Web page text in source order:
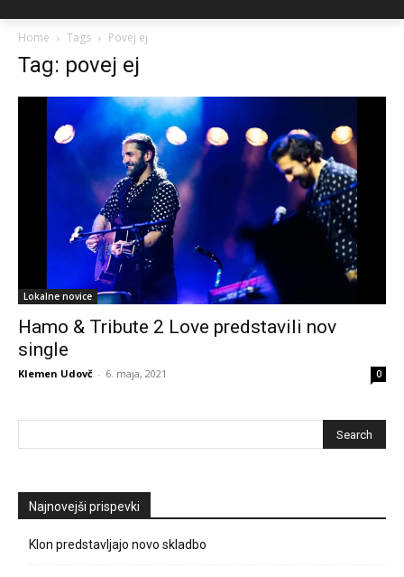
Home Tags Povej ej
Tag: povej ej
Lokalne novice
Hamo & Tribute 2 Love predstavili nov
single
Klemen Udovč - 6. maja, 2021 0
Najnovejši prispevki
Klon predstavljajo novo skladbo